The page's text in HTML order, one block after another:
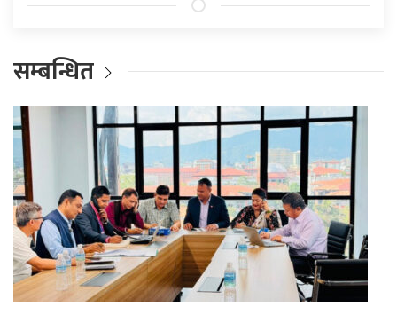
सम्बन्धित